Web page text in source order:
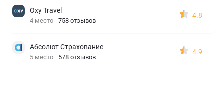
Oxy Travel
4 место 758 отзывов
4.8
Абсолют Страхование
5 место 578 отзывов
4.9